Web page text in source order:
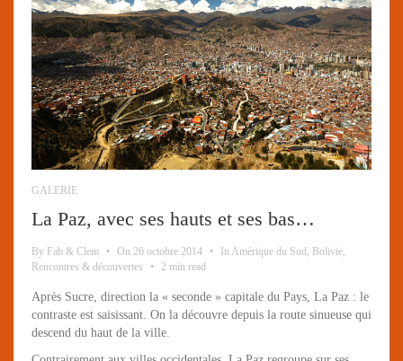
GALERIE
La Paz, avec ses hauts et ses bas…
By Fab & Clem • On 26 octobre 2014 • InAmérique du Sud, Bolivie,
Rencontres & découvertes
• 2 min read
Après Sucre, direction la « seconde » capitale du Pays, La Paz : le
contraste est saisissant. On la découvre depuis la route sinueuse qui
descend du haut de la ville.